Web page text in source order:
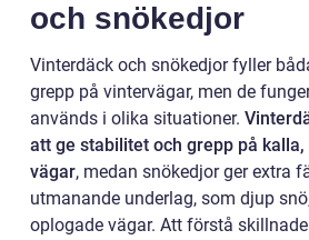
och snökedjor
Vinterdäck och snökedjor fyller
grepp på vintervägar, men de
används i olika situationer.
att ge stabilitet och grepp på
vägar, medan snökedjor ger extra
utmanande underlag, som djup
oplogade vägar. Att förstå